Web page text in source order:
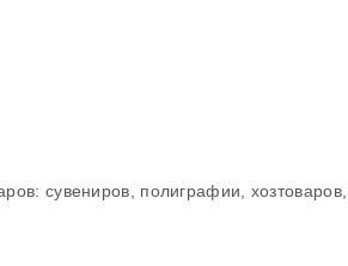
сувениров, полиграфии,